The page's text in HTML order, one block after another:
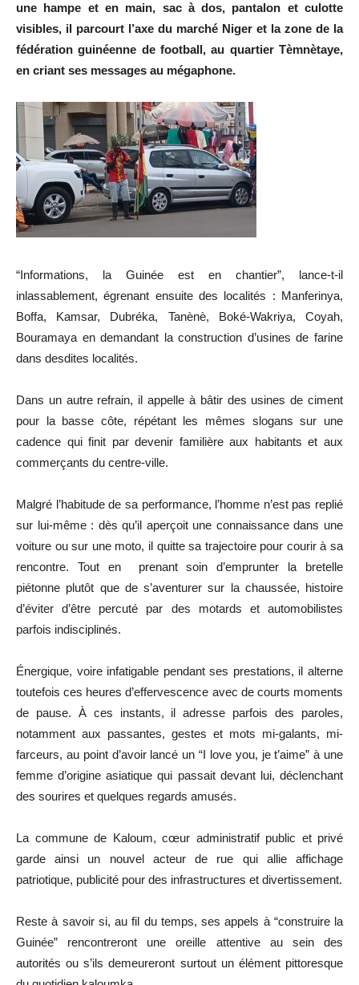
une hampe et en main, sac à dos, pantalon et culotte
visibles, il parcourt l’axe du marché Niger et la zone de la
fédération guinéenne de football, au quartier Tèmnètaye,
en criant ses messages au mégaphone.
“Infor­ma­tions, la Guinée est en chantier”, lance-t-il
inlassablement, égrenant ensuite des localités : Manferinya,
Boffa, Kamsar, Dubréka, Tanènè, Boké-Wakriya, Coyah,
Bouramaya en demandant la construction d’usines de farine
dans desdites localités.
Dans un autre refrain, il appelle à bâtir des usines de ciment
pour la basse côte, répétant les mêmes slogans sur une
cadence qui finit par devenir familière aux habitants et aux
commerçants du centre-ville.
Malgré l’habitude de sa performance, l’homme n’est pas replié
sur lui-même : dès qu’il aperçoit une connaissance dans une
voiture ou sur une moto, il quitte sa trajectoire pour courir à sa
rencontre. Tout en prenant soin d’emprunter la bretelle
piétonne plutôt que de s’aventurer sur la chaussée, histoire
d’éviter d’être percuté par des motards et automobilistes
parfois indisciplinés.
Énergique, voire infatigable pendant ses prestations, il alterne
toutefois ces heures d’effervescence avec de courts moments
de pause. À ces instants, il adresse parfois des paroles,
notamment aux passantes, gestes et mots mi-galants, mi-
farceurs, au point d’avoir lancé un “I love you, je t’aime” à une
femme d’origine asiatique qui passait devant lui, déclenchant
des sourires et quelques regards amusés.
La commune de Kaloum, cœur administratif public et privé
garde ainsi un nouvel acteur de rue qui allie affichage
patriotique, publicité pour des infrastructures et divertissement.
Reste à savoir si, au fil du temps, ses appels à “construire la
Guinée” rencontreront une oreille attentive au sein des
autorités ou s’ils demeureront surtout un élément pittoresque